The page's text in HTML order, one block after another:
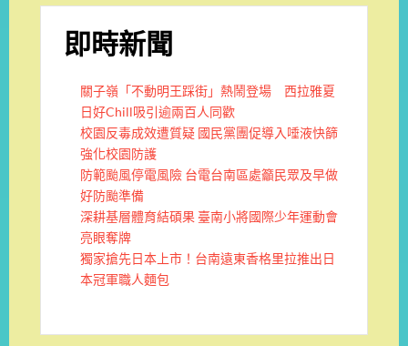
即時新聞
關子嶺「不動明王踩街」熱鬧登場 西拉雅夏
日好Chill吸引逾兩百人同歡
校園反毒成效遭質疑 國民黨團促導入唾液快篩
強化校園防護
防範颱風停電風險 台電台南區處籲民眾及早做
好防颱準備
深耕基層體育結碩果 臺南小將國際少年運動會
亮眼奪牌
獨家搶先日本上市！台南遠東香格里拉推出日
本冠軍職人麵包